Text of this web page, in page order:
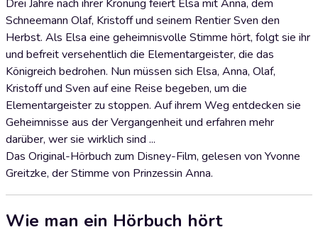
Drei Jahre nach ihrer Krönung feiert Elsa mit Anna, dem
Schneemann Olaf, Kristoff und seinem Rentier Sven den
Herbst. Als Elsa eine geheimnisvolle Stimme hört, folgt sie ihr
und befreit versehentlich die Elementargeister, die das
Königreich bedrohen. Nun müssen sich Elsa, Anna, Olaf,
Kristoff und Sven auf eine Reise begeben, um die
Elementargeister zu stoppen. Auf ihrem Weg entdecken sie
Geheimnisse aus der Vergangenheit und erfahren mehr
darüber, wer sie wirklich sind ...
Das Original-Hörbuch zum Disney-Film, gelesen von Yvonne
Greitzke, der Stimme von Prinzessin Anna.
Wie man ein Hörbuch hört